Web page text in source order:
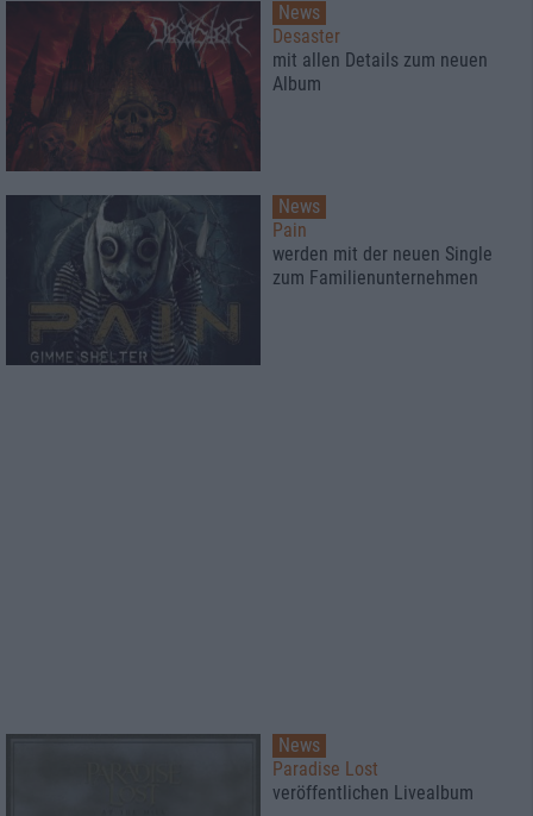
News
Desaster
mit allen Details zum neuen
Album
News
Pain
werden mit der neuen Single
zum Familienunternehmen
News
Paradise Lost
veröffentlichen Livealbum